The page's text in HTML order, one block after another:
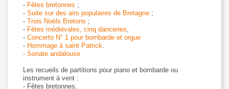
- Fêtes bretonnes ;
- Suite sur des airs populaires de Bretagne ;
- Trois Noëls Bretons ;
- Fêtes médiévales, cinq danceries
- Concerto N° 1 pour bombarde et orgue
- Hommage à saint Patrick
- Sonate andalouse
Les recueils de partitions pour piano et bombarde ou
instrument à vent :
- Fêtes bretonnes,